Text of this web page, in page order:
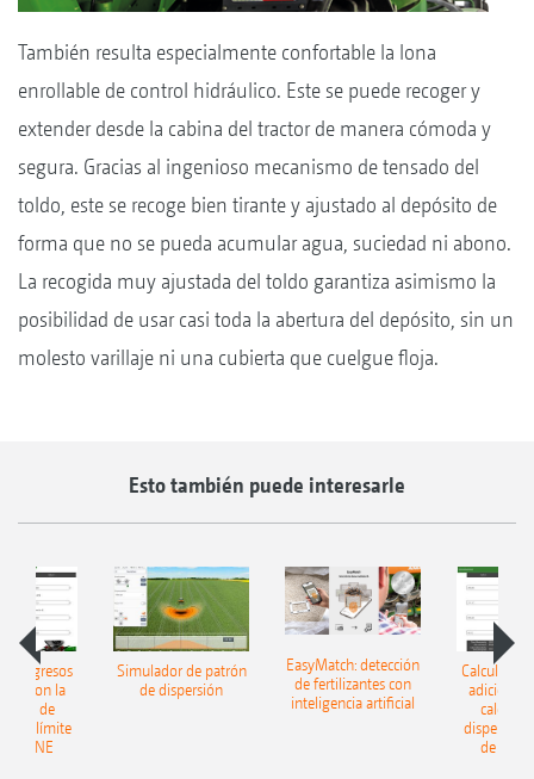
También resulta especialmente confortable la lona
enrollable de control hidráulico. Este se puede recoger y
extender desde la cabina del tractor de manera cómoda y
segura. Gracias al ingenioso mecanismo de tensado del
toldo, este se recoge bien tirante y ajustado al depósito de
forma que no se pueda acumular agua, suciedad ni abono.
La recogida muy ajustada del toldo garantiza asimismo la
posibilidad de usar casi toda la abertura del depósito, sin un
molesto varillaje ni una cubierta que cuelgue floja.
Esto también puede interesarle
ingresos
con la
de
en límite
Simulador de patrón
de dispersión
EasyMatch: detección
de fertilizantes con
inteligencia artificial
Calcular
dispersión
de